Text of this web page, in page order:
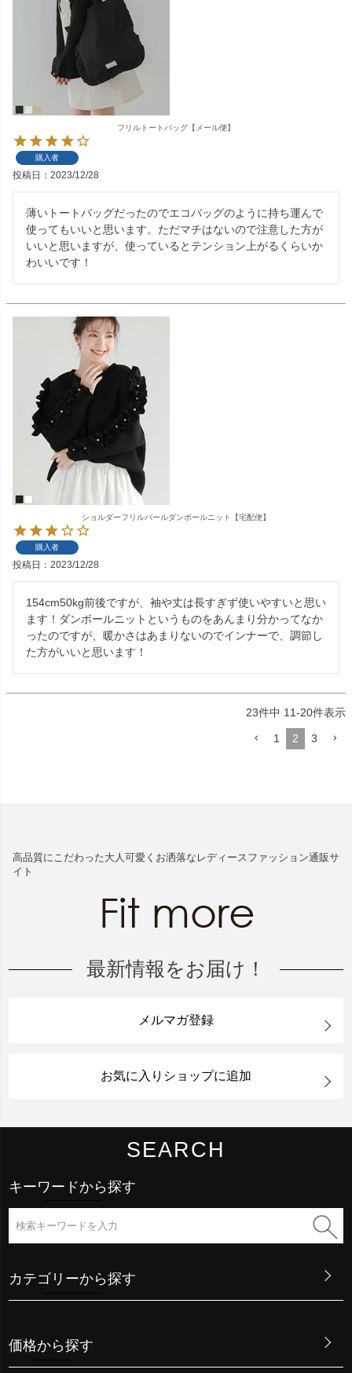
フリルトートバッグ【メール便】
購入者
投稿日 2023/12/28
薄いトートバッグだったのでエコバッグのように持ち運んで
使ってもいいと思います。ただマチはないので注意した方が
いいと思いますが、使っているとテンション上がるくらいか
わいいです！
ショルダーフリルパールダンボールニット【宅配便】
購入者
投稿日 2023/12/28
154cm50kg前後ですが、袖や丈は長すぎず使いやすいと思い
ます！ダンボールニットというものをあんまり分かってなか
ったのですが、暖かさはあまりないのでインナーで、調節し
た方がいいと思います！
23件中 11-20件表示
1 2 3
高品質にこだわった大人可愛くお洒落なレディースファッション通販サ
イト
最新情報をお届け！
メルマガ登録
お気に入りショップに追加
SEARCH
キーワードから探す
カテゴリーから探す
価格から探す